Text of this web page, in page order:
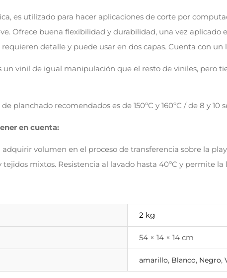
es utilizado para hacer aplicaciones de corte por
Ofrece buena flexibilidad y durabilidad, una vez aplicado
detalle y puede usar en dos capas. Cuenta con un
un vinil de igual manipulación que el resto de viniles, pero
planchado recomendados es de 150ºC y 160ºC / de 8 y 10
en cuenta:
volumen en el proceso de transferencia sobre la
mixtos. Resistencia al lavado hasta 40ºC y permite la
2 kg
54 × 14 × 14 cm
amarillo, Blanco, Negro,